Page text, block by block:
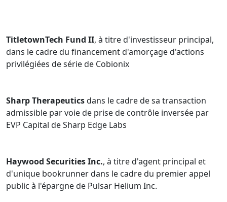
TitletownTech Fund II, à titre d'investisseur principal,
dans le cadre du financement d'amorçage d'actions
privilégiées de série de Cobionix
Sharp Therapeuticsdans le cadre de sa transaction
admissible par voie de prise de contrôle inversée par
EVP Capital de Sharp Edge Labs
Haywood Securities Inc., à titre d'agent principal et
d'unique bookrunner dans le cadre du premier appel
public à l'épargne de Pulsar Helium Inc.